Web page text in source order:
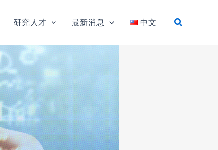
研究人才 最新消息 中文